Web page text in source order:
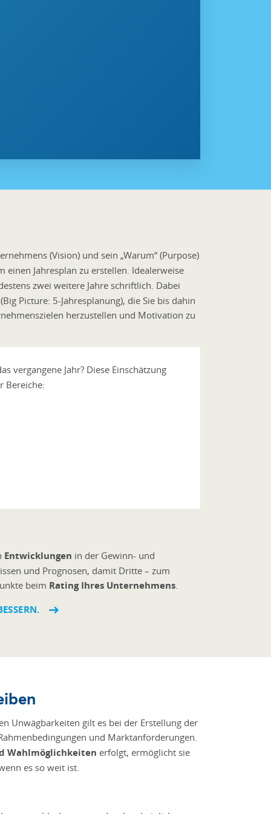
(Vision) und sein „Warum“ (Purpose)
einen Jahresplan zu erstellen. Idealerweise
zwei weitere Jahre schriftlich. Dabei
Picture: 5-Jahresplanung), die Sie bis dahin
herzustellen und Motivation zu
vergangene Jahr? Diese Einschätzung
Bereiche:
Entwicklungen in der Gewinn- und
und Prognosen, damit Dritte – zum
beim Rating Ihres Unternehmens.
Unwägbarkeiten gilt es bei der Erstellung der
und Marktanforderungen.
Wahlmöglichkeiten erfolgt, ermöglicht sie
es so weit ist.